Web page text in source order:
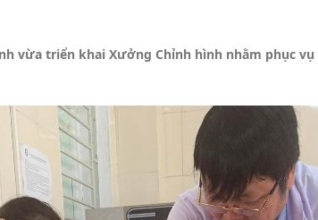
vừa triển khai Xưởng Chỉnh hình nhằm phục